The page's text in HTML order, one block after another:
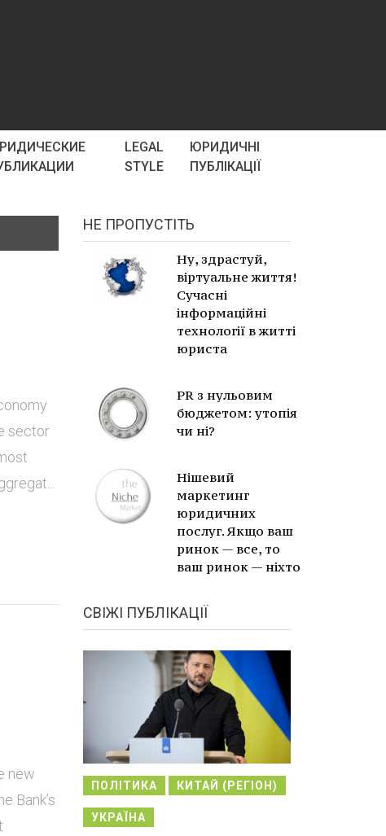
LEGAL
STYLE
ЮРИДИЧНІ
ПУБЛІКАЦІЇ
sector
new
Bank’s
НЕ ПРОПУСТІТЬ
Ну, здрастуй,
віртуальне життя!
Сучасні
інформаційні
технології в житті
юриста
PR з нульовим
бюджетом: утопія
чи ні?
Нішевий
маркетинг
юридичних
послуг. Якщо ваш
ринок — все, то
ваш ринок — ніхто
СВІЖІ ПУБЛІКАЦІЇ
ПОЛІТИКА КИТАЙ (РЕГІОН)
УКРАЇНА